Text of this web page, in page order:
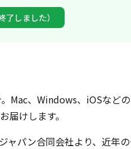
しました）
Mac、Windows、iOSなど
届けします。
ャパン合同会社より、近年